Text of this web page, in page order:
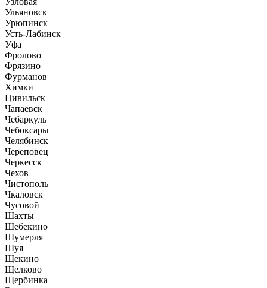
Ульяновск
Урюпинск
Усть-Лабинск
Уфа
Фролово
Фрязино
Фурманов
Химки
Цивильск
Чапаевск
Чебаркуль
Чебоксары
Челябинск
Череповец
Черкесск
Чехов
Чистополь
Чкаловск
Чусовой
Шахты
Шебекино
Шумерля
Шуя
Щекино
Щелково
Щербинка